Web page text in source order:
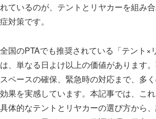
れているのが、テントとリヤカーを組み
症対策です。
全国のPTAでも推奨されている「テント×
は、単なる日よけ以上の価値があります
スペースの確保、緊急時の対応まで、多
効果を実感しています。本記事では、こ
具体的なテントとリヤカーの選び方から